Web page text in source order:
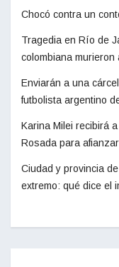
Chocó contra un
Tragedia en Río de
colombiana
Enviarán a una
futbolista argentino
Karina Milei recibirá
Rosada para
Ciudad y provincia
extremo: qué dice el